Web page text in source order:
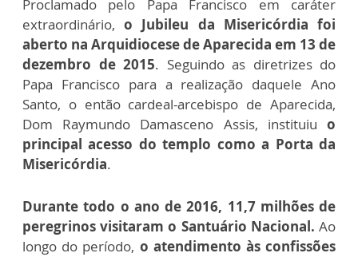
Proclamado pelo Papa Francisco em caráter
extraordinário,o Jubileu da Misericórdia foi
aberto na Arquidiocese de Aparecida em 13 de
dezembro de 2015. Seguindo as diretrizes do
Papa Francisco para a realização daquele Ano
Santo, o então cardeal-arcebispo de Aparecida,
Dom Raymundo Damasceno Assis, instituiu o
principal acesso do templo como a Porta da
Misericórdia.
Durante todo o ano de 2016, 11,7 milhões de
peregrinos visitaram o Santuário Nacional. Ao
longo do período, o atendimento às confissões